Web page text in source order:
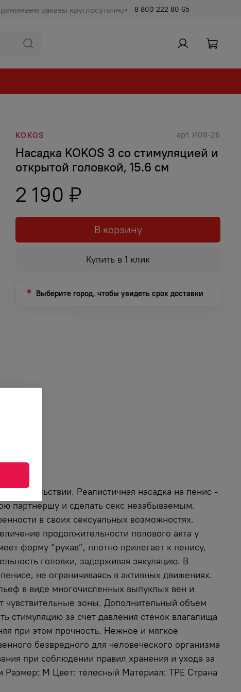
заказы круглосуточно 8 800 222 80 65
KOKOS арт. И08-26
Насадка KOKOS 3 со стимуляцией и
открытой головкой, 15.6 см
2 190 ₽
В корзину
Купить в 1 клик
📍 Выберите город, чтобы увидеть срок доставки
удовольствии. Реалистичная насадка на пенис -
партнершу и сделать секс незабываемым.
в своих сексуальных возможностях.
продолжительности полового акта у
форму “рукав”, плотно прилегает к пенису,
головки, задерживая эякуляцию. В
не ограничиваясь в активных движениях.
в виде многочисленных выпуклых вен и
чувствительные зоны. Дополнительный объем
стимуляцию за счет давления стенок влагалища
при этом прочность. Нежное и мягкое
безвредного для человеческого организма
при соблюдении правил хранения и ухода за
Размер: M Цвет: телесный Материал: TPE Страна